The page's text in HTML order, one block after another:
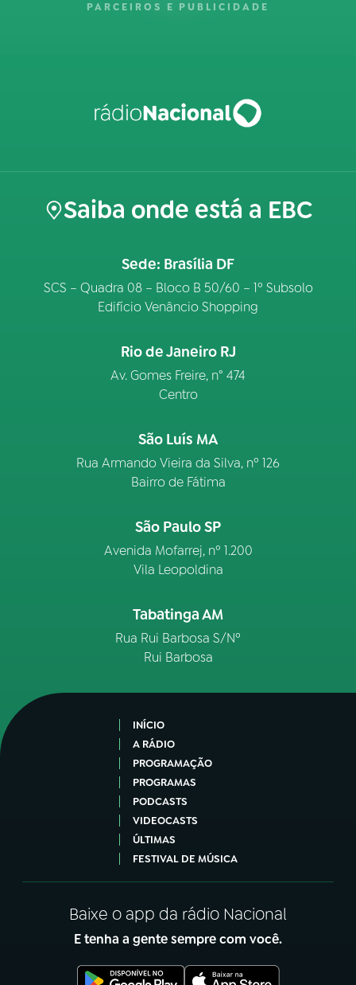
PARCEIROS E PUBLICIDADE
Saiba onde está a EBC
Sede: Brasília DF
SCS – Quadra 08 – Bloco B 50/60 – 1º Subsolo
Edifício Venâncio Shopping
Rio de Janeiro RJ
Av. Gomes Freire, n° 474
Centro
São Luís MA
Rua Armando Vieira da Silva, nº 126
Bairro de Fátima
São Paulo SP
Avenida Mofarrej, nº 1.200
Vila Leopoldina
Tabatinga AM
Rua Rui Barbosa S/Nº
Rui Barbosa
INÍCIO
A RÁDIO
PROGRAMAÇÃO
PROGRAMAS
PODCASTS
VIDEOCASTS
ÚLTIMAS
FESTIVAL DE MÚSICA
Baixe o app da rádio Nacional
E tenha a gente sempre com você.